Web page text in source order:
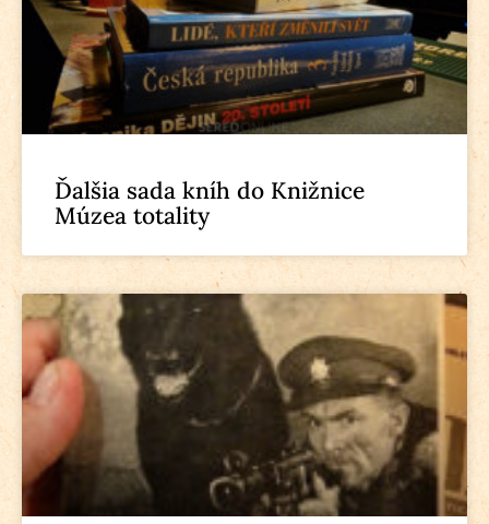
Ďalšia sada kníh do Knižnice
Múzea totality